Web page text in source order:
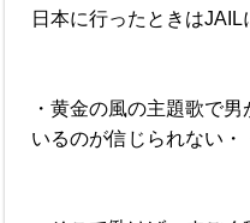
日本に行ったときはJAIL
・黄金の風の主題歌で
いるのが信じられない・